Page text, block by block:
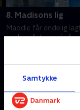
Samtykke
8. Madisons lig
Maddie får endelig
puslespillet om sin
levende verden.
Andre så også